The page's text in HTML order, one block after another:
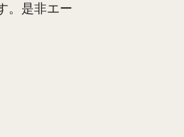
。是非エー